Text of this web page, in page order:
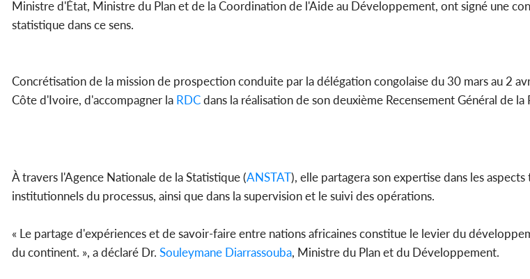
Ministre d'État, Ministre du Plan et de la Coordination de l'Aide au Développement, ont signé une
statistique dans ce sens.
Concrétisation de la mission de prospection conduite par la délégation congolaise du 30 mars au 2
Côte d'Ivoire, d'accompagner la RDCdans la réalisation de son deuxième Recensement Général de
À travers l'Agence Nationale de la Statistique (ANSTAT), elle partagera son expertise dans les
institutionnels du processus, ainsi que dans la supervision et le suivi des opérations.
« Le partage d'expériences et de savoir-faire entre nations africaines constitue le levier du
du continent. », a déclaré Dr. Souleymane Diarrassouba, Ministre du Plan et du Développement.